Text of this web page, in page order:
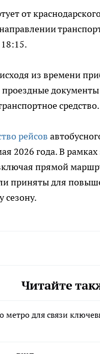
от
из времени
средство.
рейсов
2026 года. В
прямой
приняты для
сезону.
Читайте
метро для связи